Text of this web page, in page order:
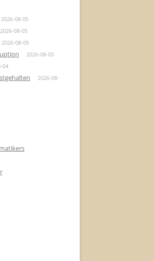
2026-08-05
2026-08-05
2026-08-05
2026-08-05
04
2026-08-